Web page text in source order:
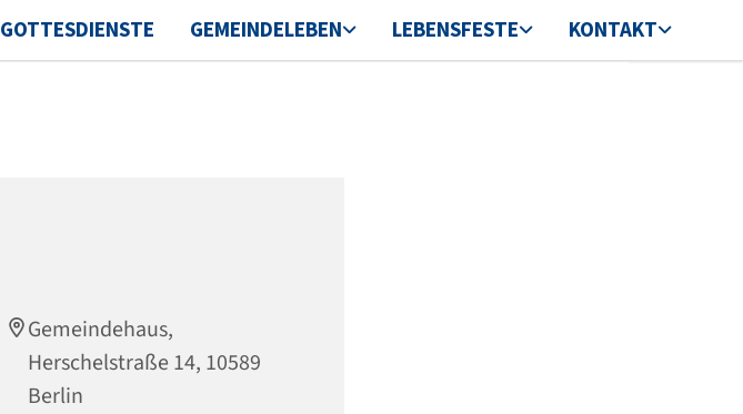
GOTTESDIENSTE GEMEINDELEBEN LEBENSFESTE KONTAKT
Gemeindehaus,
Herschelstraße 14, 10589
Berlin